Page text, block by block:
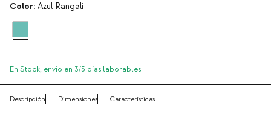
Color: Azul Rangali
En Stock, envío en 3/5 días laborables
Descripción Dimensiones Características